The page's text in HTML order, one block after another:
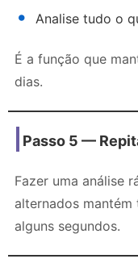
Analise tudo o
É a função que
dias.
Passo 5 —
Fazer uma análise
alternados
alguns segundos.